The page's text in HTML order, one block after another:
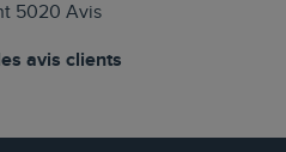
5020 Avis
avis clients